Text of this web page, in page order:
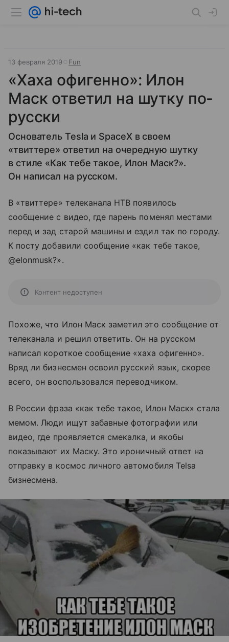
13 февраля 2019 Fun
«Хаха офигенно»: Илон
Маск ответил на шутку по-
русски
Основатель Tesla и SpaceX в своем
«твиттере» ответил на очередную шутку
в стиле «Как тебе такое, Илон Маск?».
Он написал на русском.
В «твиттере» телеканала НТВ появилось
сообщение с видео, где парень поменял местами
перед и зад старой машины и ездил так по городу.
К посту добавили сообщение «как тебе такое,
@elonmusk?».
Контент недоступен
Похоже, что Илон Маск заметил это сообщение от
телеканала и решил ответить. Он на русском
написал короткое сообщение «хаха офигенно».
Вряд ли бизнесмен освоил русский язык, скорее
всего, он воспользовался переводчиком.
В России фраза «как тебе такое, Илон Маск» стала
мемом. Люди ищут забавные фотографии или
видео, где проявляется смекалка, и якобы
показывают их Маску. Это ироничный ответ на
отправку в космос личного автомобиля Telsa
бизнесмена.